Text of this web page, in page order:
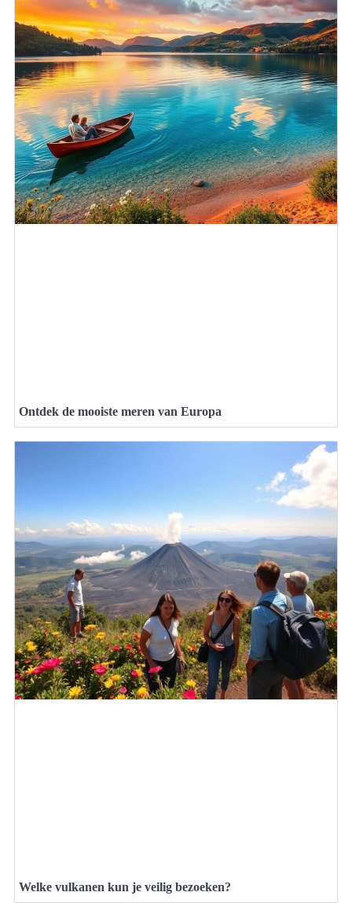
Ontdek de mooiste meren van Europa
Welke vulkanen kun je veilig bezoeken?